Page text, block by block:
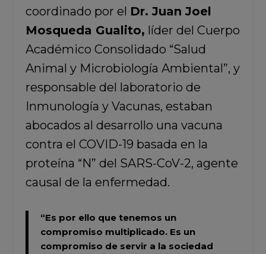
coordinado por el Dr. Juan Joel
Mosqueda Gualito, líder del Cuerpo
Académico Consolidado “Salud
Animal y Microbiología Ambiental”, y
responsable del laboratorio de
Inmunología y Vacunas, estaban
abocados al desarrollo una vacuna
contra el COVID-19 basada en la
proteína “N” del SARS-CoV-2, agente
causal de la enfermedad.
“Es por ello que tenemos un
compromiso multiplicado. Es un
compromiso de servir a la sociedad